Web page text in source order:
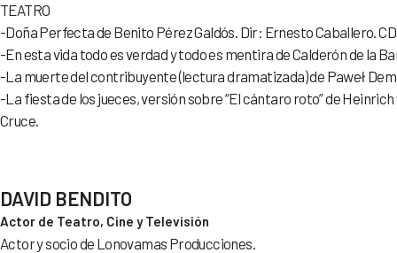
TEATRO
-Doña Perfecta de Benito Pérez Galdós. Dir: Ernesto Caballero.
-En esta vida todo es verdad y todo es mentira de Calderón de la
-La muerte del contribuyente (lectura dramatizada) de Paweł
-La fiesta de los jueces, versión sobre “El cántaro roto” de
Cruce.
DAVID BENDITO
Actor de Teatro, Cine y Televisión
Actor y socio de Lonovamas Producciones.